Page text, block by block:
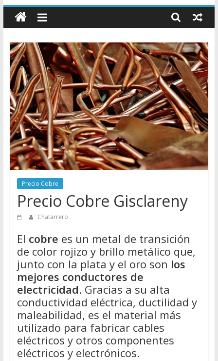
Chatarreros
–
Precio
de
Chatarra
Directorio
de
Chatarreros
vender
Chatarra
Precio Cobre
Precio Cobre Gisclareny
Chatarrero
El cobre es un metal de transición
de color rojizo y brillo metálico que,
junto con la plata y el oro son los
mejores conductores de
electricidad. Gracias a su alta
conductividad eléctrica, ductilidad y
maleabilidad, es el material más
utilizado para fabricar cables
eléctricos y otros componentes
eléctricos y electrónicos.